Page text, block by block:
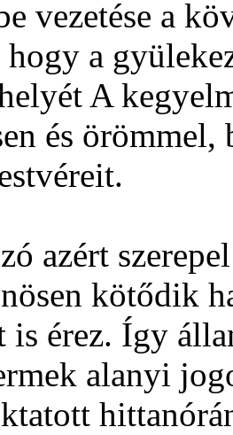
vezetése a
hogy a
A
és
azért
kötődik
is érez. Így
alanyi